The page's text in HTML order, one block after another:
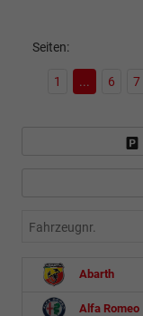
Seiten:
1 ... 6 7
Fahrzeugnr.
Abarth
Alfa Romeo